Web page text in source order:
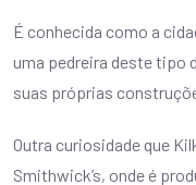
É conhecida como a
uma pedreira deste tipo
suas próprias
Outra curiosidade que
Smithwick’s, onde é